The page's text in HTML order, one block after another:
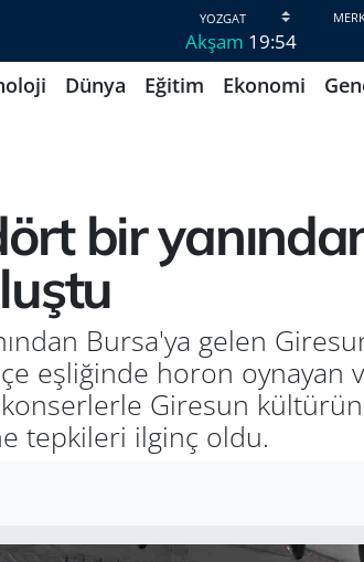
Akşam 19:54
Dünya Eğitim Ekonomi
bir
Bursa'ya gelen
eşliğinde horon oynayan
konserlerle Giresun
tepkileri ilginç oldu.